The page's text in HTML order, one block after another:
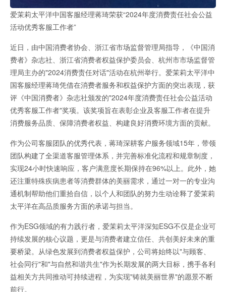
爱茉莉太平洋中国客服经理蒋琦荣获“2024年度消费责任社会公益
活动优秀客服工作者”
近日，由中国消费者协会、浙江省市场监督管理局指导，《中国消
费者》杂志社、浙江省消费者权益保护委员会、杭州市市场监督管
理局主办的"2024消费责任对话"活动在杭州举行。爱茉莉太平洋中
国客服经理蒋琦凭借在消费者服务和权益保护方面的突出表现，获
评《中国消费者》杂志社颁发的"2024年度消费责任社会公益活动
优秀客服工作者"奖项。该奖项旨在表彰企业及客服工作者在提升
消费服务品质、保障消费者权益、构建良好消费环境方面的贡献。
作为公司客服团队的优秀代表，蒋琦深耕客户服务领域15年，带领
团队构建了全渠道客服管理体系，并完善标准化流程和规章制度，
实现24小时快速响应，客户满意度长期保持在96%以上。此外，她
还注重特殊疾病患者等消费群体的美丽需求，通过一对一的专业沟
通机制帮助他们重拾自信，以个人和团队的努力生动诠释了爱茉莉
太平洋在高品质服务方面的承诺与担当。
作为ESG领域的有力践行者，爱茉莉太平洋深知ESG不仅是企业可
持续发展的核心议题，更是与消费者建立信任、共创美好未来的重
要桥梁。从绿色发展到消费者权益保护，公司将始终以"与顾客、
社会同行"和"与自然和谐共生"作为长期发展的两大目标，携手各利
益相关方共同推动可持续进程，为实现"铸就美丽世界"的愿景不断
前行。